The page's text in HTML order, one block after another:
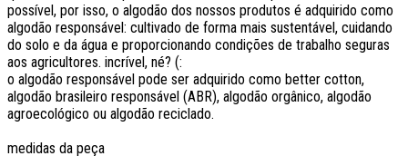
possível, por isso, o algodão dos nossos produtos é adquirido como
algodão responsável: cultivado de forma mais sustentável, cuidando
do solo e da água e proporcionando condições de trabalho seguras
aos agricultores. incrível, né? (:
o algodão responsável pode ser adquirido como better cotton,
algodão brasileiro responsável (ABR), algodão orgânico, algodão
agroecológico ou algodão reciclado.
medidas da peça